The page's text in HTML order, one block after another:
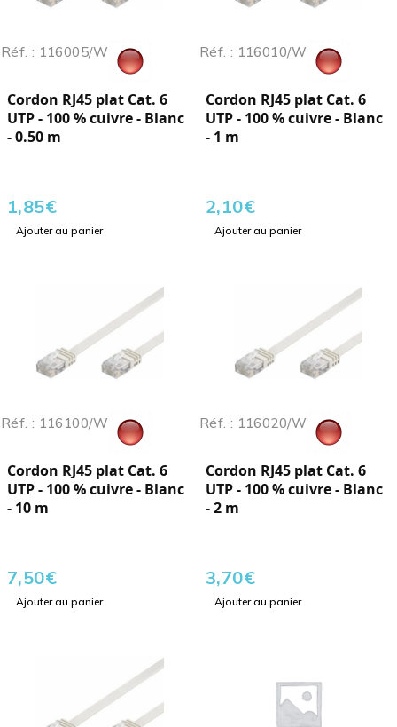
Réf. : 116005/W
Cordon RJ45 plat Cat. 6
UTP - 100 % cuivre - Blanc
- 0.50 m
1,85€
Ajouter au panier
Réf. : 116010/W
Cordon RJ45 plat Cat. 6
UTP - 100 % cuivre - Blanc
- 1 m
2,10€
Ajouter au panier
Réf. : 116100/W
Cordon RJ45 plat Cat. 6
UTP - 100 % cuivre - Blanc
- 10 m
7,50€
Ajouter au panier
Réf. : 116020/W
Cordon RJ45 plat Cat. 6
UTP - 100 % cuivre - Blanc
- 2 m
3,70€
Ajouter au panier